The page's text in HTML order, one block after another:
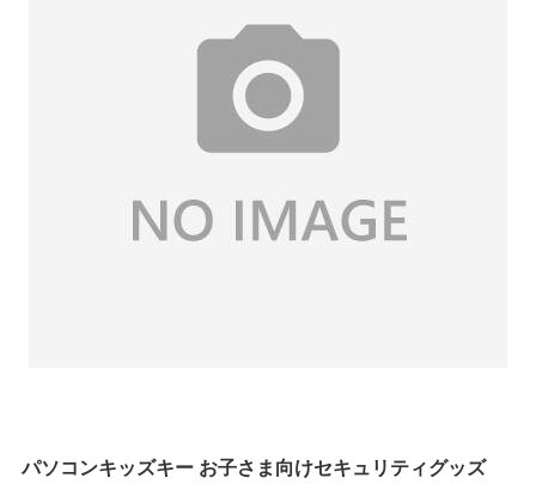
パソコンキッズキー お子さま向けセキュリティグッズ